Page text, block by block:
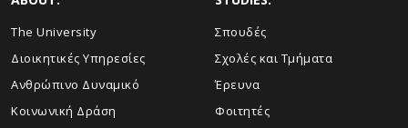
The University
Διοικητικές Υπηρεσίες
Ανθρώπινο Δυναμικό
Κοινωνική Δράση
Σπουδές
Σχολές και Τμήματα
Έρευνα
Φοιτητές